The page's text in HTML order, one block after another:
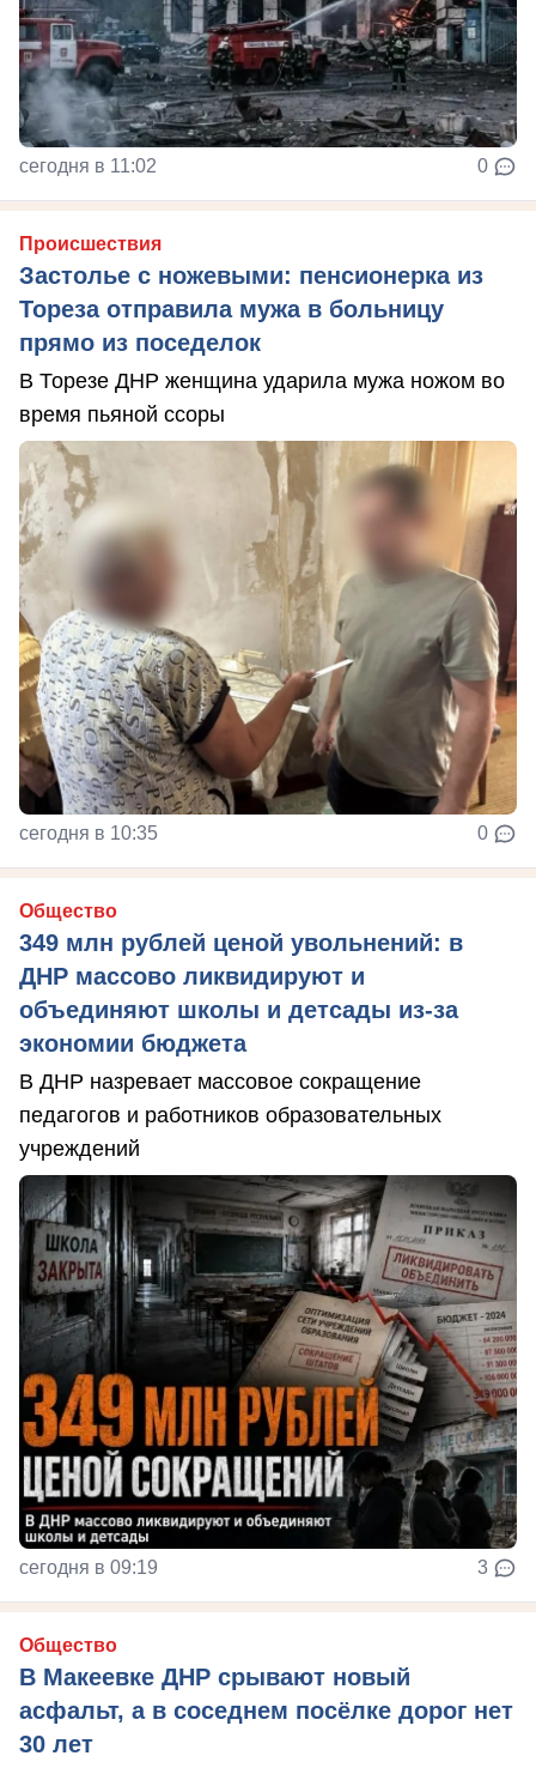
сегодня в 11:02 0
Происшествия
Застолье с ножевыми: пенсионерка из
Тореза отправила мужа в больницу
прямо из поседелок
В Торезе ДНР женщина ударила мужа ножом во
время пьяной ссоры
сегодня в 10:35 0
Общество
349 млн рублей ценой увольнений: в
ДНР массово ликвидируют и
объединяют школы и детсады из-за
экономии бюджета
В ДНР назревает массовое сокращение
педагогов и работников образовательных
учреждений
сегодня в 09:19 3
Общество
В Макеевке ДНР срывают новый
асфальт, а в соседнем посёлке дорог нет
30 лет